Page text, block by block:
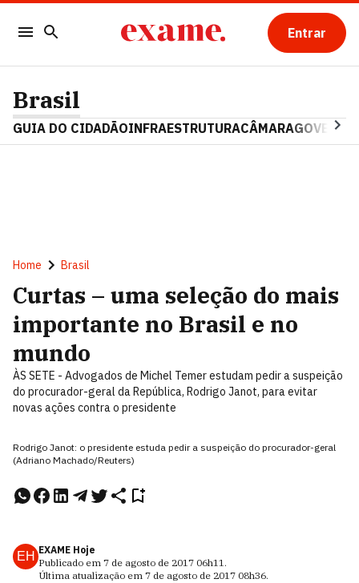
Entrar
Brasil
GUIA DO CIDADÃOINFRAESTRUTURACÂMARAGOVERNO
Home Brasil
Curtas – uma seleção do mais
importante no Brasil e no
mundo
ÀS SETE - Advogados de Michel Temer estudam pedir a suspeição
do procurador-geral da República, Rodrigo Janot, para evitar
novas ações contra o presidente
Rodrigo Janot: o presidente estuda pedir a suspeição do procurador-geral
(Adriano Machado/Reuters)
EH EXAME Hoje
Publicado em 7 de agosto de 2017 06h11.
Última atualização em 7 de agosto de 2017 08h36.